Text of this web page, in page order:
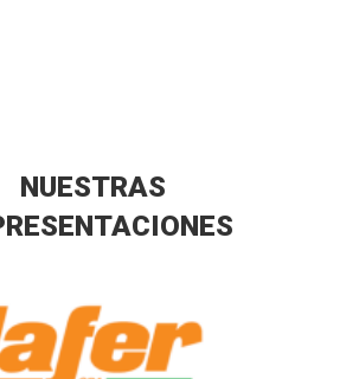
NUESTRAS